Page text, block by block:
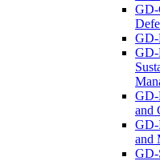
GD-
GD-
GD-
GD-
and
GD-
and
GD-